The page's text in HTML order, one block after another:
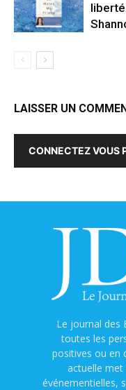
LAISSER UN
CONNECTEZ VOUS
Le journal des
toutes les
positives ou en
actuelle
événementielles,